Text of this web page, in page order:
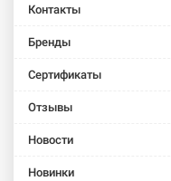
Контакты
Бренды
Сертификаты
Отзывы
Новости
Новинки